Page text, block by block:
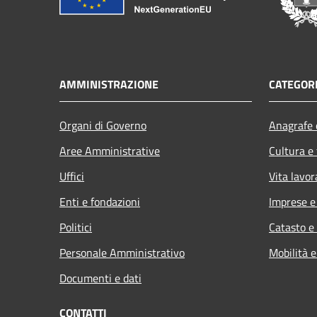
AMMINISTRAZIONE
Organi di Governo
Aree Amministrative
Uffici
Enti e fondazioni
Politici
Personale Amministrativo
Documenti e dati
Cultura
Vita
Imprese
Catasto
Mobilità
CONTATTI